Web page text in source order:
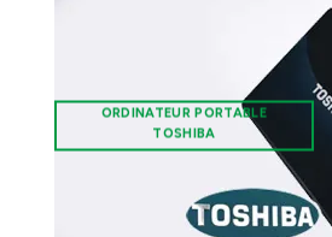
ORDINATEUR PORTABLE
TOSHIBA